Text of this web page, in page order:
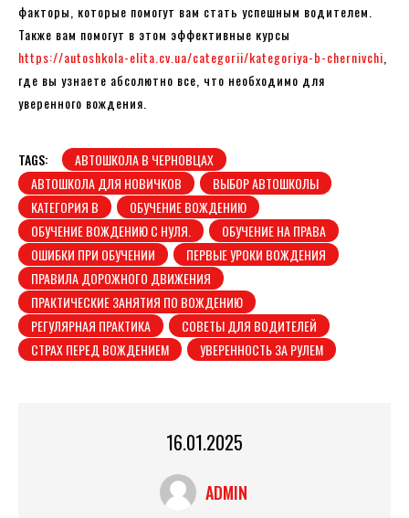
факторы, которые помогут вам стать успешным водителем.
Также вам помогут в этом эффективные курсы
https://autoshkola-elita.cv.ua/categorii/kategoriya-b-chernivchi
где вы узнаете абсолютно все, что необходимо для
уверенного вождения.
TAGS:
АВТОШКОЛА В ЧЕРНОВЦАХ
АВТОШКОЛА ДЛЯ НОВИЧКОВ
ВЫБОР АВТОШКОЛЫ
КАТЕГОРИЯ B
ОБУЧЕНИЕ ВОЖДЕНИЮ
ОБУЧЕНИЕ ВОЖДЕНИЮ С НУЛЯ.
ОБУЧЕНИЕ НА ПРАВА
ОШИБКИ ПРИ ОБУЧЕНИИ
ПЕРВЫЕ УРОКИ ВОЖДЕНИЯ
ПРАВИЛА ДОРОЖНОГО ДВИЖЕНИЯ
ПРАКТИЧЕСКИЕ ЗАНЯТИЯ ПО ВОЖДЕНИЮ
РЕГУЛЯРНАЯ ПРАКТИКА
СОВЕТЫ ДЛЯ ВОДИТЕЛЕЙ
СТРАХ ПЕРЕД ВОЖДЕНИЕМ
УВЕРЕННОСТЬ ЗА РУЛЕМ
16.01.2025
ADMIN